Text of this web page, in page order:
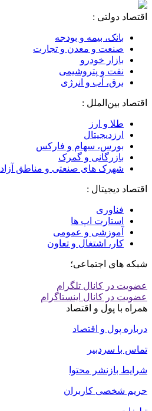
اقتصاد دولتی :
بانک، بیمه و بودجه
صنعت و معدن و تجارت
بازار خودرو
نفت و پتروشیمی
برق، آب و انرژی
اقتصاد بین‌الملل :
طلا و ارز
ارزدیجیتال
بورس، سهام و فارکس
بازرگانی و گمرک
شهرک های صنعتی و مناطق آزاد
اقتصاد دیجیتال :
فناوری
استارت اپ ها
آموزشی و عمومی
کار، اشتغال و تعاون
شبکه های اجتماعی؛
عضویت در کانال تلگرام
عضویت در کانال اینستاگرام
همراه با پول و اقتصاد
درباره پول و اقتصاد
تماس با سردبیر
شرایط بازنشر محتوا
حریم شخصی کاربران